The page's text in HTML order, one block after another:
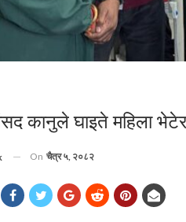
कानुले घाइते महिला भेटेर
On चैत्र ५, २०८२